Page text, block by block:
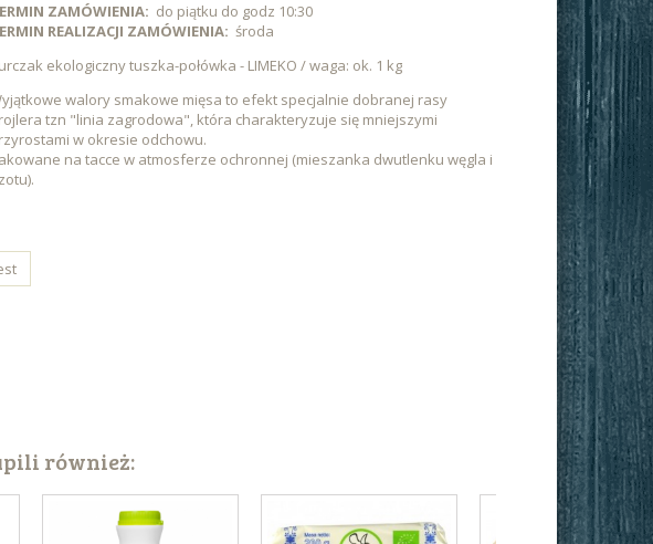
ZAMÓWIENIA: do piątku do godz 10:30
REALIZACJI ZAMÓWIENIA:środa
ekologiczny tuszka-połówka - LIMEKO / waga: ok. 1 kg
walory smakowe mięsa to efekt specjalnie dobranej rasy
tzn "linia zagrodowa", która charakteryzuje się mniejszymi
w okresie odchowu.
na tacce w atmosferze ochronnej (mieszanka dwutlenku węgla i
również: